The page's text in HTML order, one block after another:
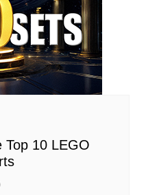
Top 10 LEGO